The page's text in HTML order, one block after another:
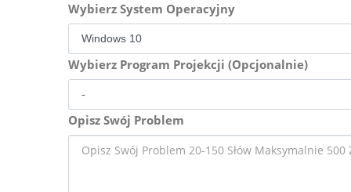
Wybierz System Operacyjny
Wybierz Program Projekcji (Opcjonalnie)
Opisz Swój Problem